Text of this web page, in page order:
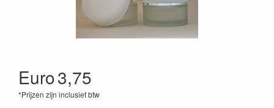
Euro3,75
*Prijzen zijn inclusief btw